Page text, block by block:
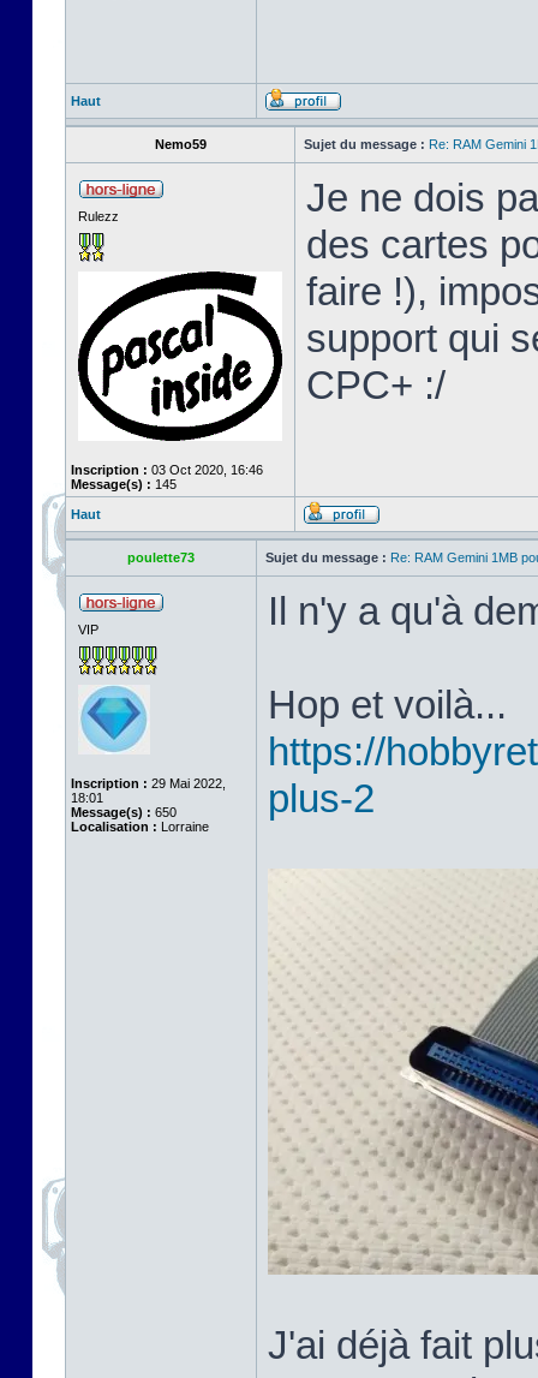
Haut
Nemo59 Sujet du message : Re: RAM Gemini
Rulezz
Inscription : 03 Oct 2020, 16:46
Message(s) : 145
Je ne dois
des cartes
faire !),
support qui
CPC+ :/
Haut
poulette73 Sujet du message : Re: RAM Gemini 1MB
VIP
Inscription : 29 Mai 2022,
18:01
Message(s) : 650
Localisation : Lorraine
Il n'y a qu'à
Hop et voilà...
https://
plus-2
J'ai déjà fait